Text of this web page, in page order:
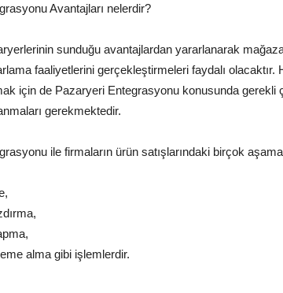
Avantajları nelerdir?
sunduğu avantajlardan yararlanarak
faaliyetlerini gerçekleştirmeleri faydalı olacaktır.
için de Pazaryeri Entegrasyonu konusunda gerekli
gerekmektedir.
ile firmaların ürün satışlarındaki birçok
alma gibi işlemlerdir.